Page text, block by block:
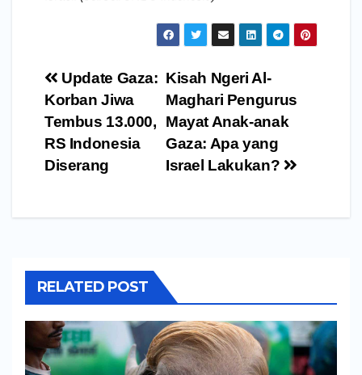
Navigasi
pos
Kisah Ngeri Al-
Maghari Pengurus
Mayat Anak-anak
Gaza: Apa yang
Israel Lakukan?
Update Gaza:
Korban Jiwa
Tembus 13.000,
RS Indonesia
Diserang
RELATED POST